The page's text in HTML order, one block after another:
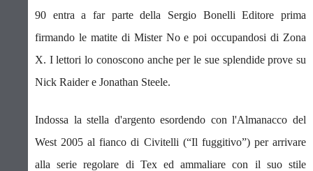
90 entra a far parte della Sergio Bonelli Editore prima
firmando le matite di Mister No e poi occupandosi di Zona
X. I lettori lo conoscono anche per le sue splendide prove su
Nick Raider e Jonathan Steele.
Indossa la stella d'argento esordendo con l'Almanacco del
West 2005 al fianco di Civitelli (“Il fuggitivo”) per arrivare
alla serie regolare di Tex ed ammaliare con il suo stile